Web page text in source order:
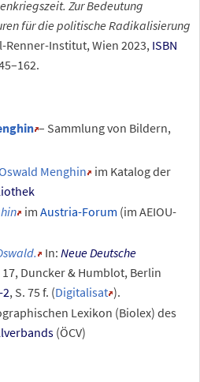
Zur Bedeutung
für die politische Radikalisierung
Renner-Institut, Wien 2023, ISBN
– Sammlung von Bildern,
Menghin im Katalog der
im Austria-Forum (im AEIOU-
In: Neue Deutsche
17, Duncker & Humblot, Berlin
2, S. 75 f. (Digitalisat ).
Lexikon (Biolex) des
(ÖCV)